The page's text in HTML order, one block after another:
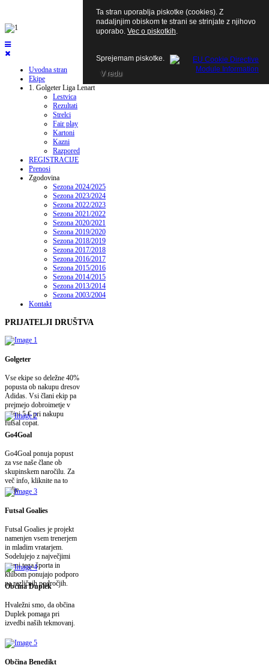
Uvodna stran
Ekipe
1. Golgeter Liga Lenart
Lestvica
Rezultati
Strelci
Fair play
Kartoni
Kazni
Razpored
REGISTRACIJE
Prenosi
Zgodovina
Sezona 2024/2025
Sezona 2023/2024
Sezona 2022/2023
Sezona 2021/2022
Sezona 2020/2021
Sezona 2019/2020
Sezona 2018/2019
Sezona 2017/2018
Sezona 2016/2017
Sezona 2015/2016
Sezona 2014/2015
Sezona 2013/2014
Sezona 2003/2004
Kontakt
PRIJATELJI DRUŠTVA
Golgeter
Vse ekipe so deležne 40%
popusta ob nakupu dresov
Adidas. Vsi člani ekip pa
prejmejo dobroimetje v
višini 5 € pri nakupu
futsal copat.
Go4Goal
Go4Goal ponuja popust
za vse naše člane ob
skupinskem naročilu. Za
več info, kliknite na to
polje.
Futsal Goalies
Futsal Goalies je projekt
namenjen vsem trenerjem
in mladim vratarjem.
Sodelujejo z največjimi
imeni tega športa in
klubom ponujajo podporo
na različnih področjih.
Občina Duplek
Hvaležni smo, da občina
Duplek pomaga pri
izvedbi naših tekmovanj.
Občina Benedikt
Ta stran uporablja piskotke (cookies). Z
nadaljnjim obiskom te strani se strinjate z njihovo
uporabo. Vec o piskotkih.
Sprejemam piskotke.
V redu